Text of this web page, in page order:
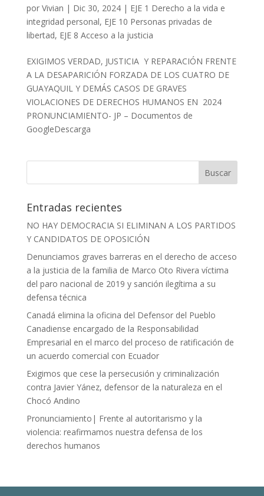
por Vivian | Dic 30, 2024| EJE 1 Derecho a la vida e
integridad personal, EJE 10 Personas privadas de
libertad, EJE 8 Acceso a la justicia
EXIGIMOS VERDAD, JUSTICIA Y REPARACIÓN FRENTE
A LA DESAPARICIÓN FORZADA DE LOS CUATRO DE
GUAYAQUIL Y DEMÁS CASOS DE GRAVES
VIOLACIONES DE DERECHOS HUMANOS EN 2024
PRONUNCIAMIENTO- JP – Documentos de
GoogleDescarga
Entradas recientes
NO HAY DEMOCRACIA SI ELIMINAN A LOS PARTIDOS
Y CANDIDATOS DE OPOSICIÓN
Denunciamos graves barreras en el derecho de acceso
a la justicia de la familia de Marco Oto Rivera víctima
del paro nacional de 2019 y sanción ilegítima a su
defensa técnica
Canadá elimina la oficina del Defensor del Pueblo
Canadiense encargado de la Responsabilidad
Empresarial en el marco del proceso de ratificación de
un acuerdo comercial con Ecuador
Exigimos que cese la persecusión y criminalización
contra Javier Yánez, defensor de la naturaleza en el
Chocó Andino
Pronunciamiento| Frente al autoritarismo y la
violencia: reafirmamos nuestra defensa de los
derechos humanos